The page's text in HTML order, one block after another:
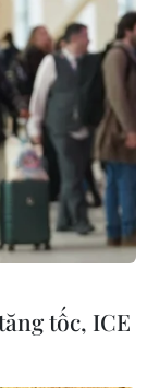
tốc, ICE